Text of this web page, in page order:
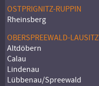
OSTPRIGNITZ-RUPPIN
Rheinsberg
OBERSPREEWALD-LAUSITZ
Altdöbern
Calau
Lindenau
Lübbenau/Spreewald